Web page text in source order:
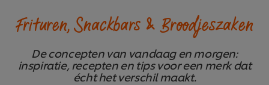
Frituren, Snackbars & Broodjeszaken
De concepten van vandaag en morgen:
inspiratie, recepten en tips voor een merk dat
écht het verschil maakt.